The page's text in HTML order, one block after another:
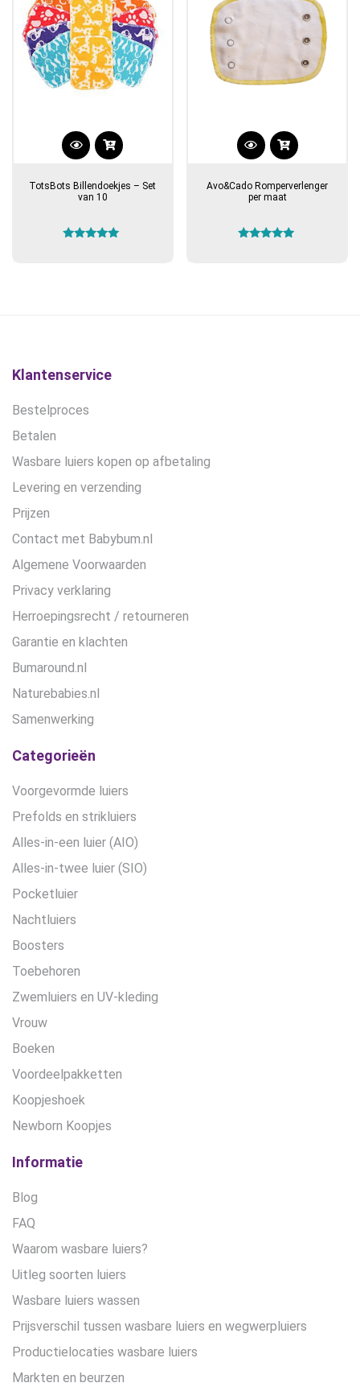
productpagina
TotsBots Billendoekjes – Set
van 10
Avo&Cado Romperverlenger
per maat
Klantenservice
Bestelproces
Betalen
Wasbare luiers kopen op afbetaling
Levering en verzending
Prijzen
Contact met Babybum.nl
Algemene Voorwaarden
Privacy verklaring
Herroepingsrecht / retourneren
Garantie en klachten
Bumaround.nl
Naturebabies.nl
Samenwerking
Categorieën
Voorgevormde luiers
Prefolds en strikluiers
Alles-in-een luier (AIO)
Alles-in-twee luier (SIO)
Pocketluier
Nachtluiers
Boosters
Toebehoren
Zwemluiers en UV-kleding
Vrouw
Boeken
Voordeelpakketten
Koopjeshoek
Newborn Koopjes
Informatie
Blog
FAQ
Waarom wasbare luiers?
Uitleg soorten luiers
Wasbare luiers wassen
Prijsverschil tussen wasbare luiers en wegwerpluiers
Productielocaties wasbare luiers
Markten en beurzen